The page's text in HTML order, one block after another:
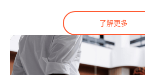
了解更多